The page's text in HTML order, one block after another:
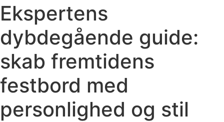
Ekspertens
dybdegående guide:
skab fremtidens
festbord med
personlighed og stil